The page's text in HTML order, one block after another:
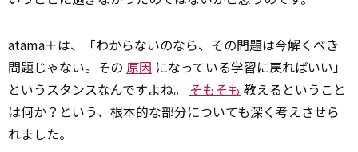
atama＋は、「わからないのなら、その問題は今解くべき
問題じゃない。その 原因 になっている学習に戻ればいい」
というスタンスなんですよね。 そもそも 教えるということ
は何か？という、根本的な部分についても深く考えさせら
れました。